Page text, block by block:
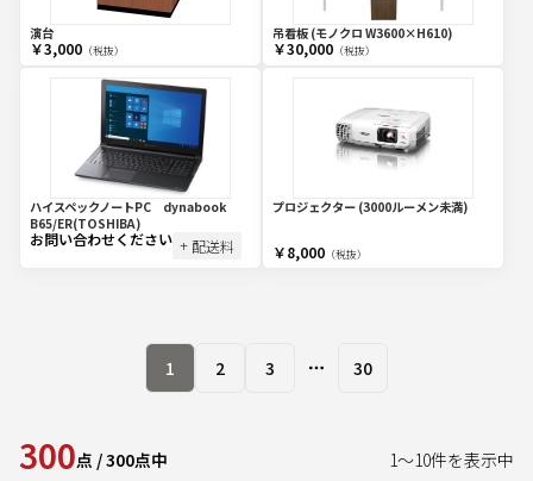
演台
￥3,000（税抜）
吊看板 (モノクロ W3600×H610)
￥30,000（税抜）
ハイスペックノートPC dynabook
B65/ER(TOSHIBA)
お問い合わせください + 配送料
プロジェクター (3000ルーメン未満)
￥8,000（税抜）
1 2 3 More pages
30
300点 /300点中 1～10件を表示中